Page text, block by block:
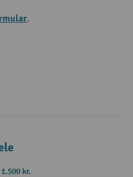
.
kr.